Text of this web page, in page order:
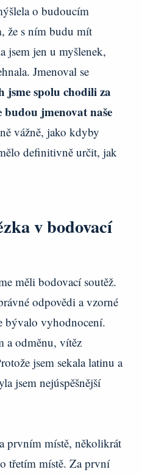
o budoucím
že s ním budu mít
jsem jen u myšlenek,
Jmenoval se
jsme spolu chodili za
jmenovat naše
vážně, jako kdyby
definitivně určit, jak
v bodovací
měli bodovací soutěž.
odpovědi a vzorné
bývalo vyhodnocení.
a odměnu, vítěz
jsem sekala latinu a
jsem nejúspěšnější
prvním místě, několikrát
třetím místě. Za první